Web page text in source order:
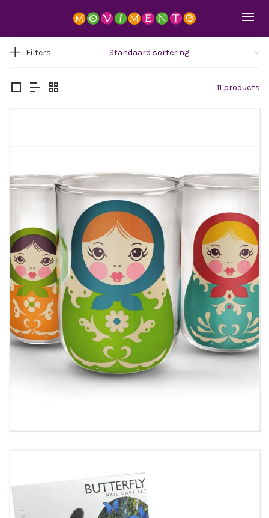
Filters
11 products